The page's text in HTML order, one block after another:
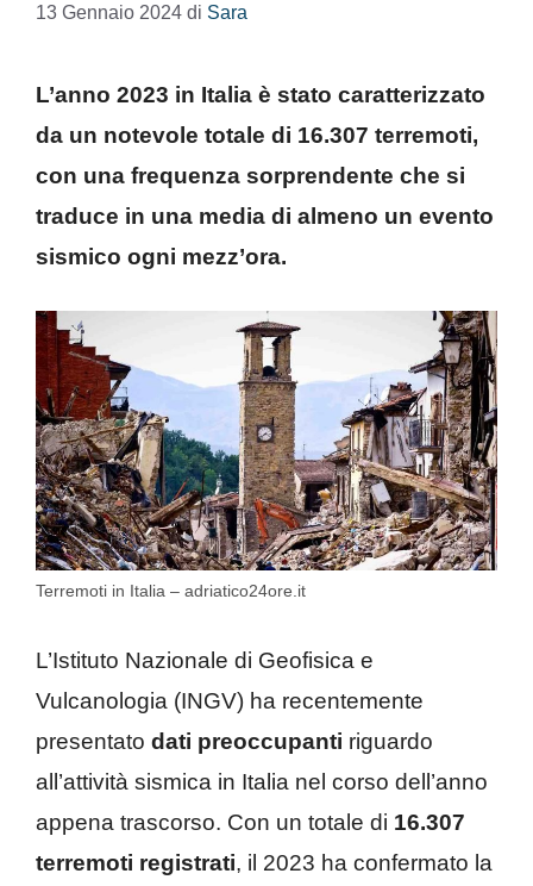
13 Gennaio 2024 di Sara
L’anno 2023 in Italia è stato caratterizzato
da un notevole totale di 16.307 terremoti,
con una frequenza sorprendente che si
traduce in una media di almeno un evento
sismico ogni mezz’ora.
Terremoti in Italia – adriatico24ore.it
L’Istituto Nazionale di Geofisica e
Vulcanologia (INGV) ha recentemente
presentato dati preoccupanti riguardo
all’attività sismica in Italia nel corso dell’anno
appena trascorso. Con un totale di 16.307
terremoti registrati, il 2023 ha confermato la